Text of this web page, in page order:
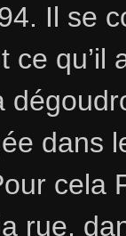
Il se
ce qu’il
dans
cela
rue,